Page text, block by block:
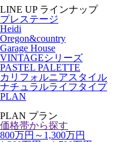
LINE UP ラインナップ
プレステージ
Heidi
Oregon&country
Garage House
VINTAGEシリーズ
PASTEL PALETTE
カリフォルニアスタイル
ナチュラルライフタイプ
PLAN
PLAN プラン
価格帯から探す
800万円～1,300万円